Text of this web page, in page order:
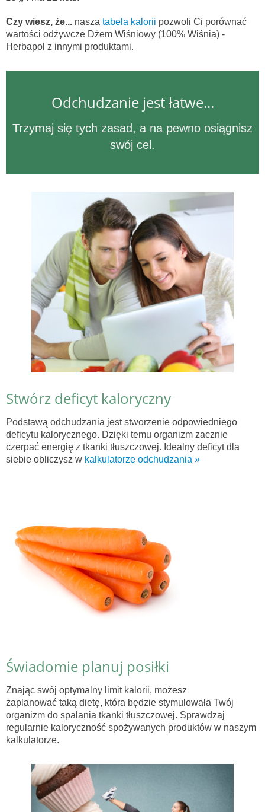
Czy wiesz, że... nasza tabela kalorii pozwoli Ci porównać
wartości odżywcze Dżem Wiśniowy (100% Wiśnia) -
Herbapol z innymi produktami.
Odchudzanie jest łatwe...
Trzymaj się tych zasad, a na pewno osiągnisz
swój cel.
Stwórz deficyt kaloryczny
Podstawą odchudzania jest stworzenie odpowiedniego
deficytu kalorycznego. Dzięki temu organizm zacznie
czerpać energię z tkanki tłuszczowej. Idealny deficyt dla
siebie obliczysz w kalkulatorze odchudzania »
Świadomie planuj posiłki
Znając swój optymalny limit kalorii, możesz
zaplanować taką dietę, która będzie stymulowała Twój
organizm do spalania tkanki tłuszczowej. Sprawdzaj
regularnie kaloryczność spożywanych produktów w naszym
kalkulatorze.